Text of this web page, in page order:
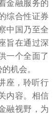
金融服务的
综合性证券
中国乃至全
旨在通过深
一个全面了
机会。
座，聆听行
内容。相信
融视野，为